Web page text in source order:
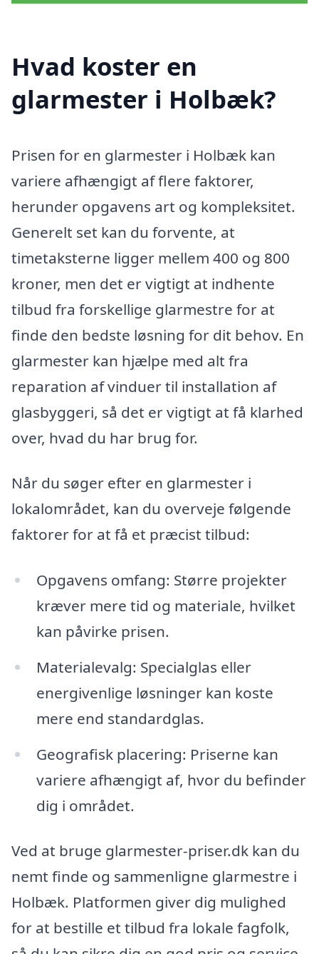
Hvad koster en
glarmester i Holbæk?
Prisen for en glarmester i Holbæk kan
variere afhængigt af flere faktorer,
herunder opgavens art og kompleksitet.
Generelt set kan du forvente, at
timetaksterne ligger mellem 400 og 800
kroner, men det er vigtigt at indhente
tilbud fra forskellige glarmestre for at
finde den bedste løsning for dit behov. En
glarmester kan hjælpe med alt fra
reparation af vinduer til installation af
glasbyggeri, så det er vigtigt at få klarhed
over, hvad du har brug for.
Når du søger efter en glarmester i
lokalområdet, kan du overveje følgende
faktorer for at få et præcist tilbud:
Opgavens omfang: Større projekter
kræver mere tid og materiale, hvilket
kan påvirke prisen.
Materialevalg: Specialglas eller
energivenlige løsninger kan koste
mere end standardglas.
Geografisk placering: Priserne kan
variere afhængigt af, hvor du befinder
dig i området.
Ved at bruge glarmester-priser.dk kan du
nemt finde og sammenligne glarmestre i
Holbæk. Platformen giver dig mulighed
for at bestille et tilbud fra lokale fagfolk,